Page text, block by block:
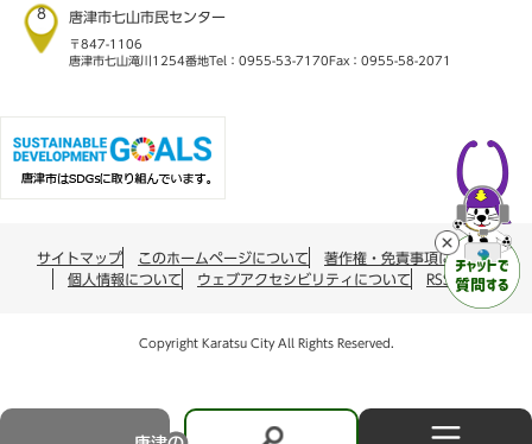
8 唐津市七山市民センター
〒847-1106
唐津市七山滝川1254番地Tel：0955-53-7170 Fax：0955-58-2071
サイトマップ このホームページについて
著作権・免責事項について
個人情報について
ウェブアクセシビリティについて RSS配信
Copyright Karatsu City All Rights Reserved.